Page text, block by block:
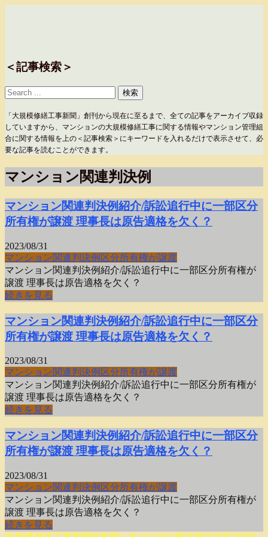
＜記事検索＞
「大規模修繕工事新聞」創刊から現在に至るまで、全ての記事をアーカイブ収録
していますから、マンションの大規模修繕工事に関する情報やマンション管理組
合に関する情報を上の＜記事検索＞にキーワードを入れるだけで表示させて、必
要な記事を読むことができます。
マンション関連判決例
マンション関連判決例紹介/訴訟追行中に一部区分
所有権が譲渡 理事長は原告適格を欠く？
2023/08/31
マンション関連判決例 区分所有権が譲渡
マンション関連判決例紹介/訴訟追行中に一部区分所有権が
譲渡 理事長は原告適格を欠く？
続きを見る
マンション関連判決例紹介/訴訟追行中に一部区分
所有権が譲渡 理事長は原告適格を欠く？
2023/08/31
マンション関連判決例 区分所有権が譲渡
マンション関連判決例紹介/訴訟追行中に一部区分所有権が
譲渡 理事長は原告適格を欠く？
続きを見る
マンション関連判決例紹介/訴訟追行中に一部区分
所有権が譲渡 理事長は原告適格を欠く？
2023/08/31
マンション関連判決例 区分所有権が譲渡
マンション関連判決例紹介/訴訟追行中に一部区分所有権が
譲渡 理事長は原告適格を欠く？
続きを見る